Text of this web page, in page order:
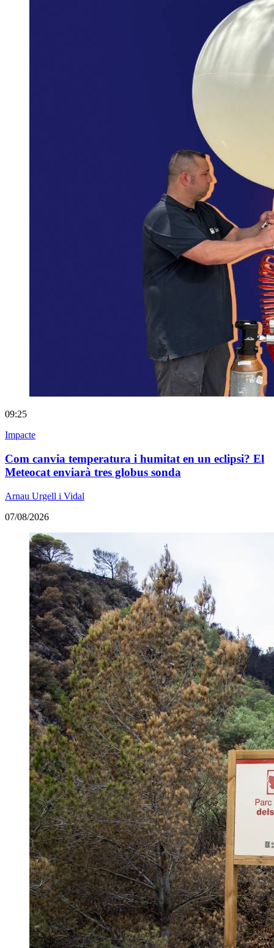
09:25
Impacte
Com canvia temperatura i humitat en un eclipsi? El
Meteocat enviarà tres globus sonda
Arnau Urgell i Vidal
07/08/2026